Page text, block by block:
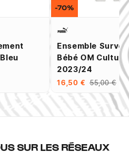
Ensemble
Bébé OM
2023/24
16,50 € 55,00 €
-70%
SUR LES RÉSEAUX